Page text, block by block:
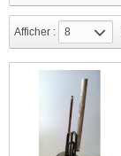
Afficher : 8